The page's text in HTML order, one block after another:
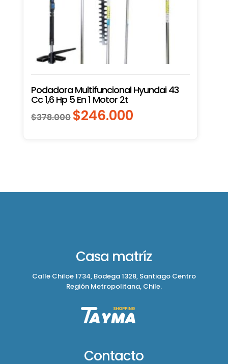
Podadora Multifuncional Hyundai 43
Cc 1,6 Hp 5 En 1 Motor 2t
$378.000 El
$246.000El
Casa matríz
Calle Chiloe 1734, Bodega 1328, Santiago Centro
Región Metropolitana, Chile.
Contacto